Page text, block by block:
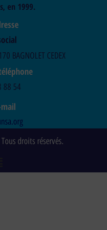
en 1999.
BAGNOLET CEDEX
88 54
droits réservés.